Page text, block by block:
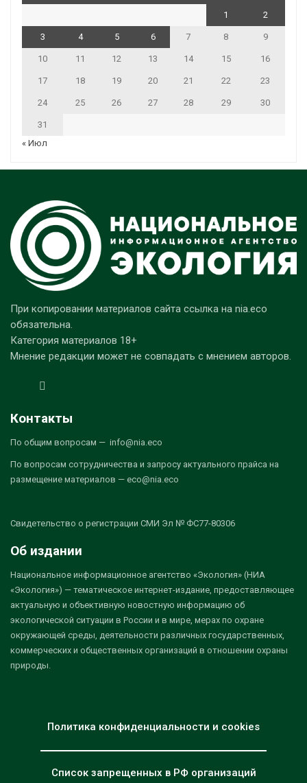
1 2
3 4 5 6 7 8 9
10 11 12 13 14 15 16
17 18 19 20 21 22 23
24 25 26 27 28 29 30
31
« Июл
При копировании материалов сайта ссылка на nia.eco
обязательна.
Категория материалов 18+
Мнение редакции может не совпадать с мнением авторов.
Контакты
По общим вопросам — info@nia.eco
По вопросам сотрудничества и запросу актуального прайса на
размещение материалов — eco@nia.eco
Свидетельство о регистрации СМИ Эл № ФС77-80306
Об издании
Национальное информационное агентство «Экология» (НИА
«Экология») — тематическое интернет-издание, предоставляющее
актуальную и объективную новостную информацию об
экологической ситуации в России и в мире, мерах по охране
окружающей среды, деятельности различных государственных,
коммерческих и общественных организаций в отношении охраны
природы.
Политика конфиденциальности и cookies
Список запрещенных в РФ организаций